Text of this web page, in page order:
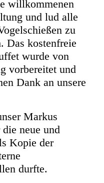
willkommenen
und lud alle
zu
Das kostenfreie
wurde von
vorbereitet und
Dank an unsere
Markus
neue und
Kopie der
durfte.